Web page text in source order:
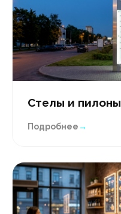
Стелы и пилоны
Подробнее→